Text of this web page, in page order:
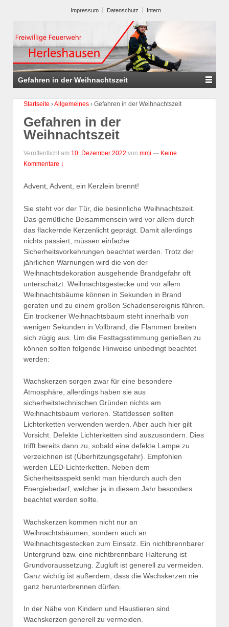
Impressum Datenschutz Intern
Gefahren in der Weihnachtszeit
Startseite ›Allgemeines › Gefahren in der Weihnachtszeit
Gefahren in der
Weihnachtszeit
Veröffentlicht am 10. Dezember 2022 von mmi — Keine
Kommentare ↓
Advent, Advent, ein Kerzlein brennt!
Sie steht vor der Tür, die besinnliche Weihnachtszeit.
Das gemütliche Beisammensein wird vor allem durch
das flackernde Kerzenlicht geprägt. Damit allerdings
nichts passiert, müssen einfache
Sicherheitsvorkehrungen beachtet werden. Trotz der
jährlichen Warnungen wird die von der
Weihnachtsdekoration ausgehende Brandgefahr oft
unterschätzt. Weihnachtsgestecke und vor allem
Weihnachtsbäume können in Sekunden in Brand
geraten und zu einem großen Schadensereignis führen.
Ein trockener Weihnachtsbaum steht innerhalb von
wenigen Sekunden in Vollbrand, die Flammen breiten
sich zügig aus. Um die Festtagsstimmung genießen zu
können sollten folgende Hinweise unbedingt beachtet
werden:
Wachskerzen sorgen zwar für eine besondere
Atmosphäre, allerdings haben sie aus
sicherheitstechnischen Gründen nichts am
Weihnachtsbaum verloren. Stattdessen sollten
Lichterketten verwenden werden. Aber auch hier gilt
Vorsicht. Defekte Lichterketten sind auszusondern. Dies
trifft bereits dann zu, sobald eine defekte Lampe zu
verzeichnen ist (Überhitzungsgefahr). Empfohlen
werden LED-Lichterketten. Neben dem
Sicherheitsaspekt senkt man hierdurch auch den
Energiebedarf, welcher ja in diesem Jahr besonders
beachtet werden sollte.
Wachskerzen kommen nicht nur an
Weihnachtsbäumen, sondern auch an
Weihnachtsgestecken zum Einsatz. Ein nichtbrennbarer
Untergrund bzw. eine nichtbrennbare Halterung ist
Grundvoraussetzung. Zugluft ist generell zu vermeiden.
Ganz wichtig ist außerdem, dass die Wachskerzen nie
ganz herunterbrennen dürfen.
In der Nähe von Kindern und Haustieren sind
Wachskerzen generell zu vermeiden.